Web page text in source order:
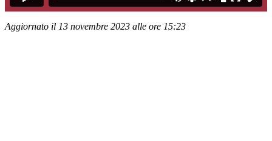
Aggiornato il 13 novembre 2023 alle ore 15:23